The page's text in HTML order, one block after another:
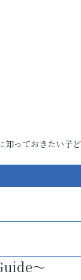
知っておきたい子
～